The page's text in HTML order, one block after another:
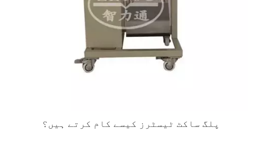
پلگ ساکٹ ٹیسٹرز کیسے کام کرتے ہیں؟